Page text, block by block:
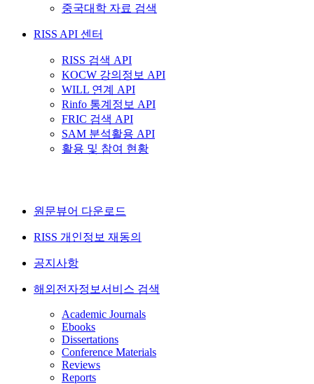
중국대학 자료 검색
RISS API 센터
RISS 검색 API
KOCW 강의정보 API
WILL 연계 API
Rinfo 통계정보 API
FRIC 검색 API
SAM 분석활용 API
활용 및 참여 현황
원문뷰어 다운로드
RISS 개인정보 재동의
공지사항
해외전자정보서비스 검색
Academic Journals
Ebooks
Dissertations
Conference Materials
Reviews
Reports